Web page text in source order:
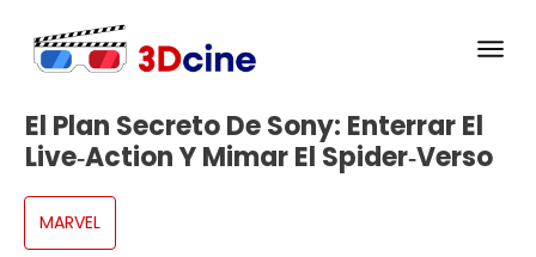
El Plan Secreto De Sony: Enterrar El
Live‑action Y Mimar El Spider‑Verso
MARVEL